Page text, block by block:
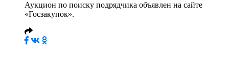
Аукцион по поиску подрядчика объявлен на сайте
«Госзакупок».